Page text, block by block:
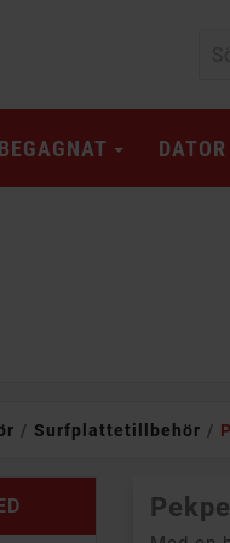
BEGAGNAT DATOR
Surfplattetillbehör